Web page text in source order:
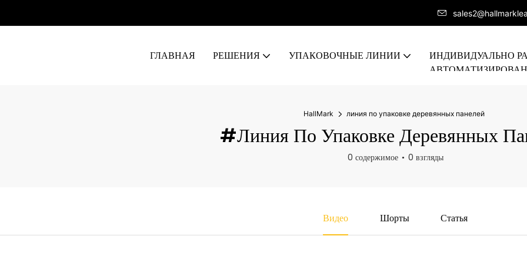
ГЛАВНАЯ РЕШЕНИЯ УПАКОВОЧНЫЕ ЛИНИИ
ИНДИВИДУАЛЬНО
HallMark линия по упаковке деревянных панелей
#линия По Упаковке Деревянных
0 содержимое 0 взгляды
Видео Шорты Статья